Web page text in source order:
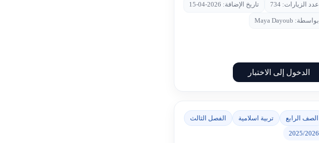
عدد الزيارات: 734 تاريخ الإضافة: 2026-04-15
بواسطة: Maya Dayoub
الدخول إلى الاختبار
الصف الرابع تربية اسلامية
الفصل الثالث
2025/2026